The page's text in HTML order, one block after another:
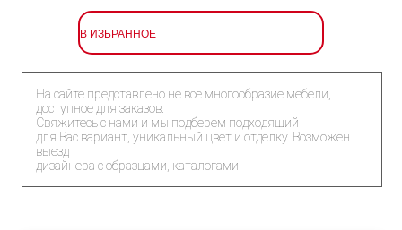
В ИЗБРАННОЕ
На сайте представлено не все многообразие мебели,
доступное для заказов.
Свяжитесь с нами и мы подберем подходящий
для Вас вариант, уникальный цвет и отделку. Возможен
выезд
дизайнера с образцами, каталогами